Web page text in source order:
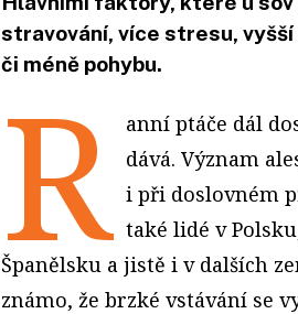
stravování, více stresu,
či méně pohybu.
R anní ptáče dál
dává. Význam
i při doslovném
také lidé v
Španělsku a jistě i v dalších
známo, že brzké vstávání se